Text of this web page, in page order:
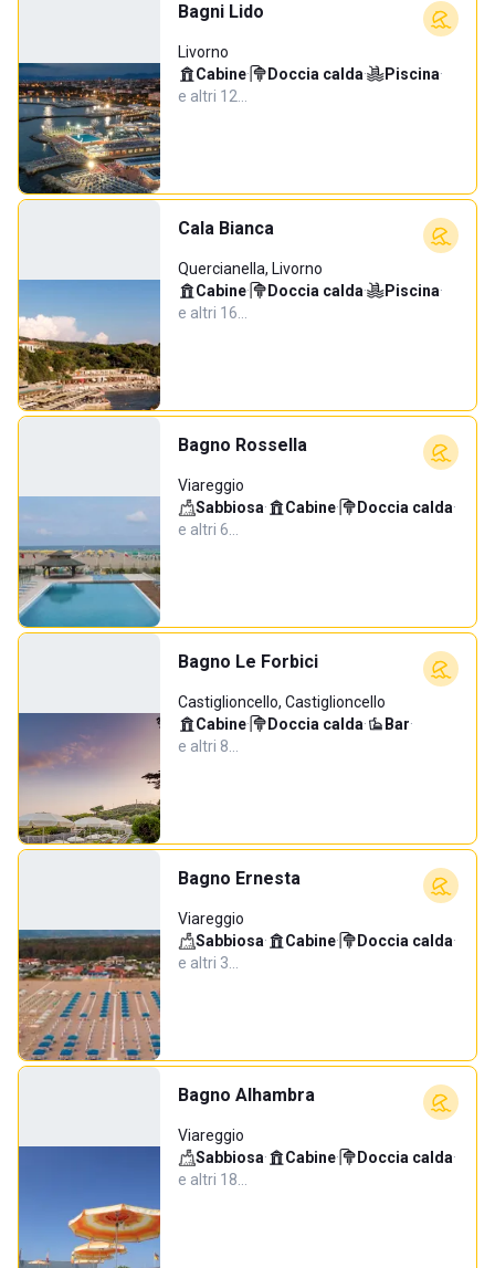
Bagni Lido
Livorno
Cabine· Doccia calda· Piscina·
e altri 12…
Cala Bianca
Quercianella, Livorno
Cabine· Doccia calda· Piscina·
e altri 16…
Bagno Rossella
Viareggio
Sabbiosa· Cabine· Doccia calda·
e altri 6…
Bagno Le Forbici
Castiglioncello, Castiglioncello
Cabine· Doccia calda· Bar·
e altri 8…
Bagno Ernesta
Viareggio
Sabbiosa· Cabine· Doccia calda·
e altri 3…
Bagno Alhambra
Viareggio
Sabbiosa· Cabine· Doccia calda·
e altri 18…